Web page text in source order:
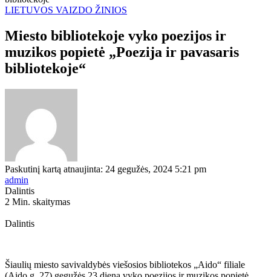
LIETUVOS VAIZDO ŽINIOS
Miesto bibliotekoje vyko poezijos ir
muzikos popietė „Poezija ir pavasaris
bibliotekoje“
Paskutinį kartą atnaujinta: 24 gegužės, 2024 5:21 pm
admin
Dalintis
2 Min. skaitymas
Dalintis
Šiaulių miesto savivaldybės viešosios bibliotekos „Aido“ filiale